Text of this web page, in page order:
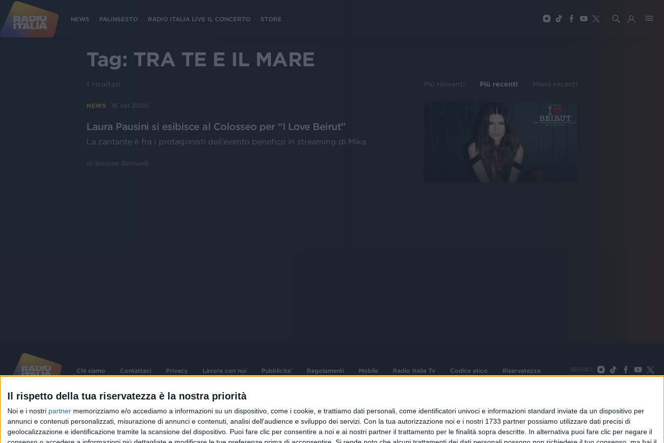
Il rispetto della tua riservatezza è la nostra priorità
Noi e i nostri partner memorizziamo e/o accediamo a informazioni su un dispositivo, come i cookie, e trattiamo dati personali, come identificatori univoci e informazioni standard inviate da un dispositivo per
annunci e contenuti personalizzati, misurazione di annunci e contenuti, analisi dell'audience e sviluppo dei servizi. Con la tua autorizzazione noi e i nostri 1733 partner possiamo utilizzare dati precisi di
geolocalizzazione e identificazione tramite la scansione del dispositivo. Puoi fare clic per consentire a noi e ai nostri partner il trattamento per le finalità sopra descritte. In alternativa puoi fare clic per negare il
NEWS PALINSESTO RADIO ITALIA LIVE IL CONCERTO STORE
Tag: TRA TE E IL MARE
1 risultati Più rilevanti Più recenti Meno recenti
NEWS 16 set 2020
Laura Pausini si esibisce al Colosseo per “I Love Beirut”
La cantante è fra i protagonisti dell’evento benefico in streaming di Mika
di Simone Bernardi
Chi siamo Contattaci Privacy Lavora con noi Pubblicita' Regolamenti Mobile Radio Italia Tv Codice etico Riservatezza SEGUICI
©2026RADIO ITALIA S.p.A. P.IVA 06832230152 | Tutti i diritti riservati. Per le opere dell'ingegno
contenute nel sito sono stati assolti gli obblighi derivanti dalla normativa dei diritti d'autore e dei diritti
connessi.
Capitale Sociale € 580.000,00 interamente versato. Iscr. Reg. Imprese Milano - C.F. e n° iscrizione
Sede Amministrativa: Viale Europa 49, 20093 Cologno Monzese (Mi) |Tel. +39 02 254441 | Fax +39
02 25444220
Sede Legale: Via Savona 97, 20144 Milano
TORNA SU